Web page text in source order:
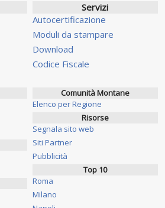
Servizi
Autocertificazione
Moduli da stampare
Download
Codice Fiscale
Comunità Montane
Elenco per Regione
Risorse
Segnala sito web
Siti Partner
Pubblicità
Top 10
Roma
Milano